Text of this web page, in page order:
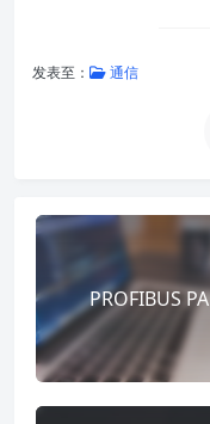
发表至： 通信
PROFIBUS PA